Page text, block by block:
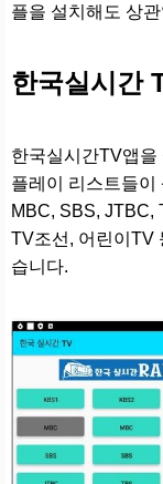
플을 설치해도 상
한국실시간
한국실시간TV앱
플레이 리스트들이
MBC, SBS, JTBC,
TV조선, 어린이TV
습니다.